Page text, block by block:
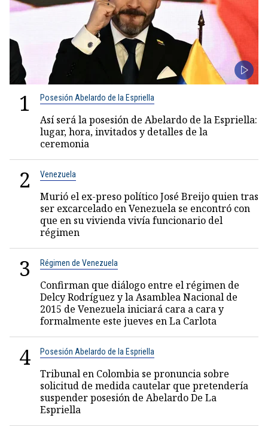
1 Posesión Abelardo de la Espriella
Así será la posesión de Abelardo de la Espriella:
lugar, hora, invitados y detalles de la
ceremonia
2 Venezuela
Murió el ex-preso político José Breijo quien tras
ser excarcelado en Venezuela se encontró con
que en su vivienda vivía funcionario del
régimen
3 Régimen de Venezuela
Confirman que diálogo entre el régimen de
Delcy Rodríguez y la Asamblea Nacional de
2015 de Venezuela iniciará cara a cara y
formalmente este jueves en La Carlota
4 Posesión Abelardo de la Espriella
Tribunal en Colombia se pronuncia sobre
solicitud de medida cautelar que pretendería
suspender posesión de Abelardo De La
Espriella